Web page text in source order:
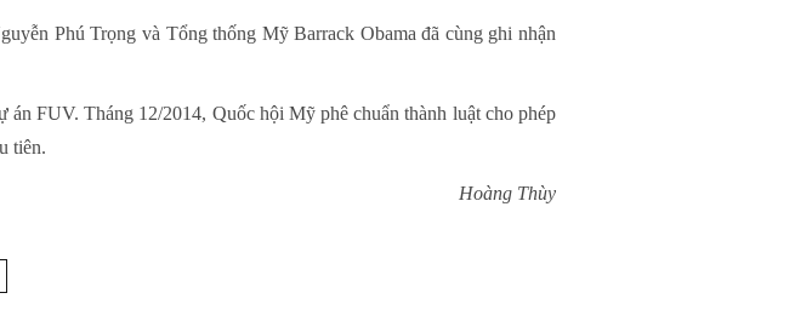
Phú Trọng và Tổng thống Mỹ Barrack Obama đã cùng ghi nhận
FUV. Tháng 12/2014, Quốc hội Mỹ phê chuẩn thành luật cho phép
tiên.
Hoàng Thùy